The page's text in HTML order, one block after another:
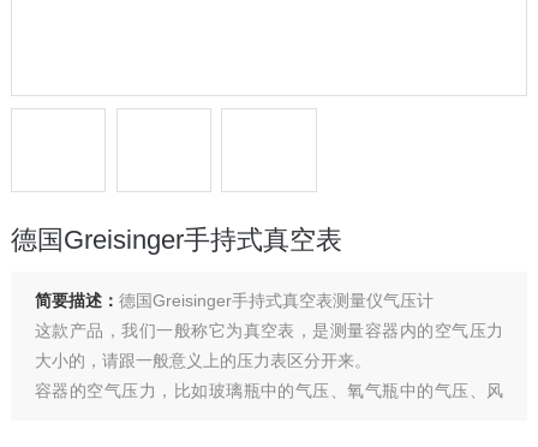
德国Greisinger手持式真空表
简要描述： 德国Greisinger手持式真空表测量仪气压计
这款产品，我们一般称它为真空表，是测量容器内的空气压力
大小的，请跟一般意义上的压力表区分开来。
容器的空气压力，比如玻璃瓶中的气压、氧气瓶中的气压、风